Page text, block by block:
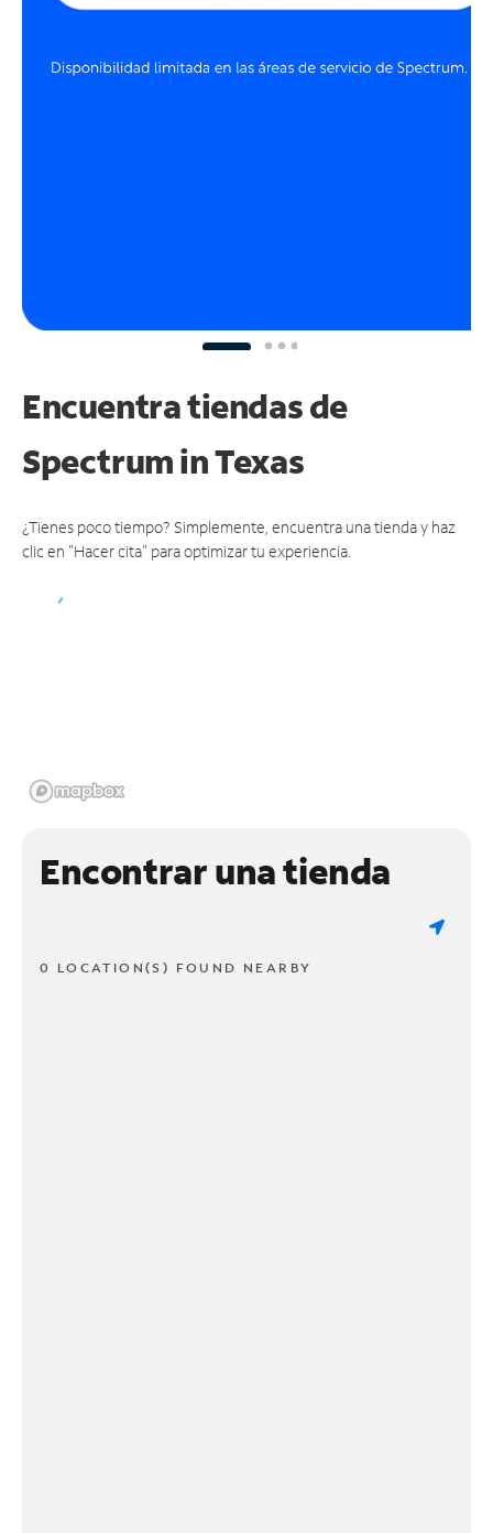
Encuentra tiendas de
Spectrumin Texas
¿Tienes poco tiempo? Simplemente, encuentra una tienda y haz
clic en "Hacer cita" para optimizar tu experiencia.
Encontrar una tienda
0 LOCATION(S) FOUND NEARBY